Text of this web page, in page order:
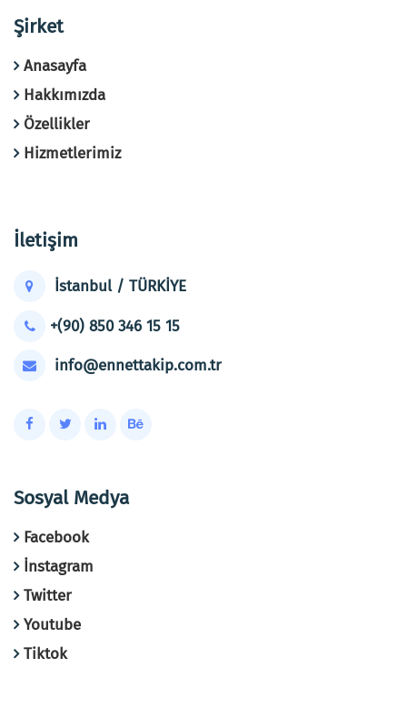
Şirket
Anasayfa
Hakkımızda
Özellikler
Hizmetlerimiz
İletişim
İstanbul / TÜRKİYE
+(90) 850 346 15 15
info@ennettakip.com.tr
Sosyal Medya
Facebook
İnstagram
Twitter
Youtube
Tiktok